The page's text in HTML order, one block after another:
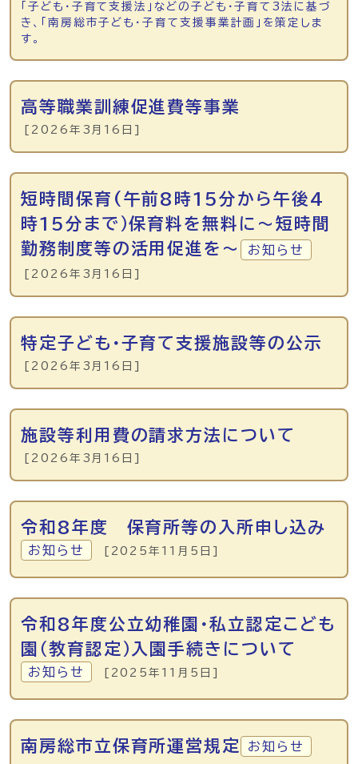
「子ども・子育て支援法」などの子ども・子育て3法に基づ
き、「南房総市子ども・子育て支援事業計画」を策定しま
す。
高等職業訓練促進費等事業
[2026年3月16日]
短時間保育(午前8時15分から午後4
時15分まで）保育料を無料に～短時間
勤務制度等の活用促進を～
お知らせ
[2026年3月16日]
特定子ども・子育て支援施設等の公示
[2026年3月16日]
施設等利用費の請求方法について
[2026年3月16日]
令和8年度 保育所等の入所申し込み
お知らせ [2025年11月5日]
令和8年度公立幼稚園・私立認定こども
園（教育認定）入園手続きについて
お知らせ [2025年11月5日]
南房総市立保育所運営規定 お知らせ